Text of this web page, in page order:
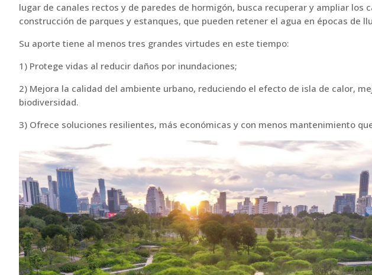
lugar de canales rectos y de paredes de hormigón, busca recuperar y ampliar los
construcción de parques y estanques, que pueden retener el agua en épocas de
Su aporte tiene al menos tres grandes virtudes en este tiempo:
1) Protege vidas al reducir daños por inundaciones;
2) Mejora la calidad del ambiente urbano, reduciendo el efecto de isla de calor,
biodiversidad.
3) Ofrece soluciones resilientes, más económicas y con menos mantenimiento